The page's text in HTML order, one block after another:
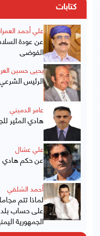
كتابات
علي أحمد
عن عودة
الفوضى
يحيى حسين
الرئيس
عامر الدميني
هادي المثير
علي عشال
عن حكم هادي
أحمد الشلفي
لماذا تتم
على حساب
الجمهورية